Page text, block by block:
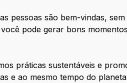
pessoas são bem-vindas,
pode gerar bons
práticas sustentáveis e
e ao mesmo tempo do